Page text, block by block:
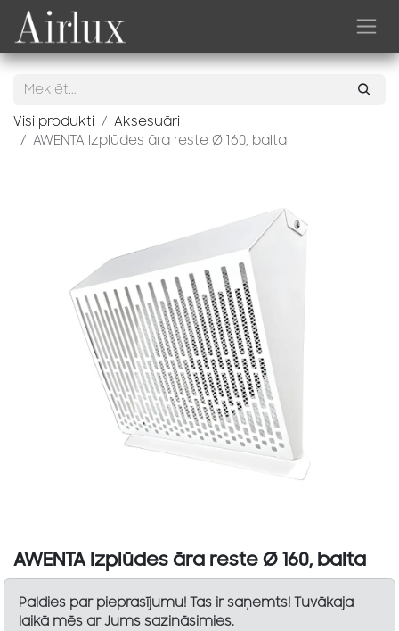
Skip to Content
Visi produkti
Aksesuāri
AWENTA Izplūdes āra reste Ø 160, balta
AWENTA Izplūdes āra reste Ø 160, balta
Paldies par pieprasījumu! Tas ir saņemts! Tuvākaja
laikā mēs ar Jums sazināsimies.